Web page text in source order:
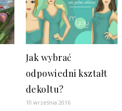
Jak wybrać
odpowiedni kształt
dekoltu?
10 września 2016